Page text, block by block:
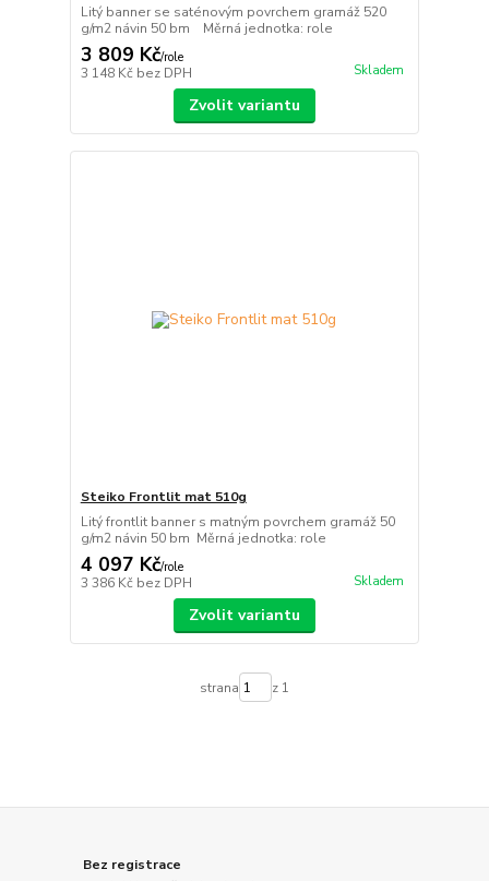
Litý banner se saténovým povrchem gramáž 520
g/m2 návin 50 bm Měrná jednotka: role
3 809 Kč/role
3 148 Kč bez DPH Skladem
Zvolit variantu
Steiko Frontlit mat 510g
Litý frontlit banner s matným povrchem gramáž 50
g/m2 návin 50 bm Měrná jednotka: role
4 097 Kč/role
3 386 Kč bez DPH Skladem
Zvolit variantu
strana z 1
Bez registrace